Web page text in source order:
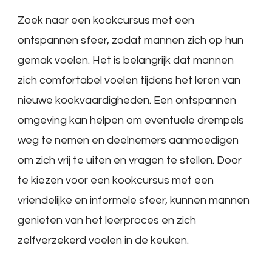
Zoek naar een kookcursus met een
ontspannen sfeer, zodat mannen zich op hun
gemak voelen. Het is belangrijk dat mannen
zich comfortabel voelen tijdens het leren van
nieuwe kookvaardigheden. Een ontspannen
omgeving kan helpen om eventuele drempels
weg te nemen en deelnemers aanmoedigen
om zich vrij te uiten en vragen te stellen. Door
te kiezen voor een kookcursus met een
vriendelijke en informele sfeer, kunnen mannen
genieten van het leerproces en zich
zelfverzekerd voelen in de keuken.